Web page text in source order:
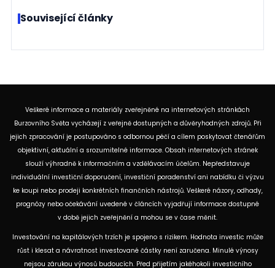
Související články
Veškeré informace a materiály zveřejněné na internetových stránkách
Burzovního Světa vycházejí z veřejně dostupných a důvěryhodných zdrojů. Při
jejich zpracování je postupováno s odbornou péčí a cílem poskytovat čtenářům
objektivní, aktuální a srozumitelné informace. Obsah internetových stránek
slouží výhradně k informačním a vzdělávacím účelům. Nepředstavuje
individuální investiční doporučení, investiční poradenství ani nabídku či výzvu
ke koupi nebo prodeji konkrétních finančních nástrojů. Veškeré názory, odhady,
prognózy nebo očekávání uvedené v článcích vyjadřují informace dostupné
v době jejich zveřejnění a mohou se v čase měnit.
Investování na kapitálových trzích je spojeno s rizikem. Hodnota investic může
růst i klesat a návratnost investované částky není zaručena. Minulé výnosy
nejsou zárukou výnosů budoucích. Před přijetím jakéhokoli investičního